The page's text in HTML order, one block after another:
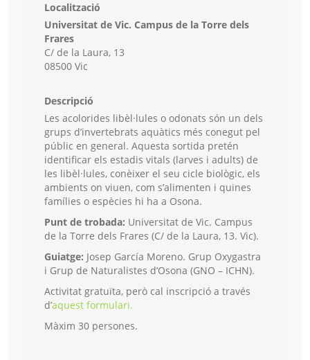
Localització
Universitat de Vic. Campus de la Torre dels
Frares
C/ de la Laura, 13
08500 Vic
Descripció
Les acolorides libèl·lules o odonats són un dels
grups d’invertebrats aquàtics més conegut pel
públic en general. Aquesta sortida pretén
identificar els estadis vitals (larves i adults) de
les libèl·lules, conèixer el seu cicle biològic, els
ambients on viuen, com s’alimenten i quines
famílies o espècies hi ha a Osona.
Punt de trobada: Universitat de Vic. Campus
de la Torre dels Frares (C/ de la Laura, 13. Vic).
Guiatge: Josep García Moreno. Grup Oxygastra
i Grup de Naturalistes d’Osona (GNO – ICHN).
Activitat gratuïta, però cal inscripció a través
d’aquest formulari.
Màxim 30 persones.